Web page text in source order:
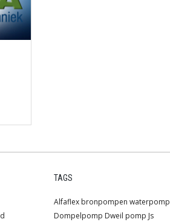
TAGS
Alfaflex bronpompen waterpomp
Dompelpomp Dweil pomp Js